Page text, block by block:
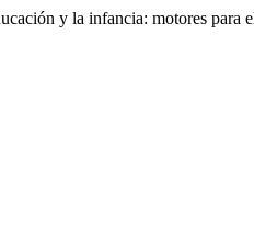
y la infancia: motores para